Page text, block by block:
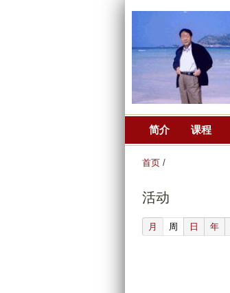
简介 课程
首页 /
活动
月 周 (active tab)
日 年